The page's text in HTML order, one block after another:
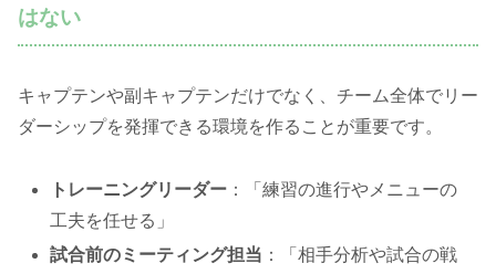
はない
キャプテンや副キャプテンだけでなく、チーム全体でリー
ダーシップを発揮できる環境を作ることが重要です。
トレーニングリーダー ：「練習の進行やメニューの
工夫を任せる」
試合前のミーティング担当 ：「相手分析や試合の戦